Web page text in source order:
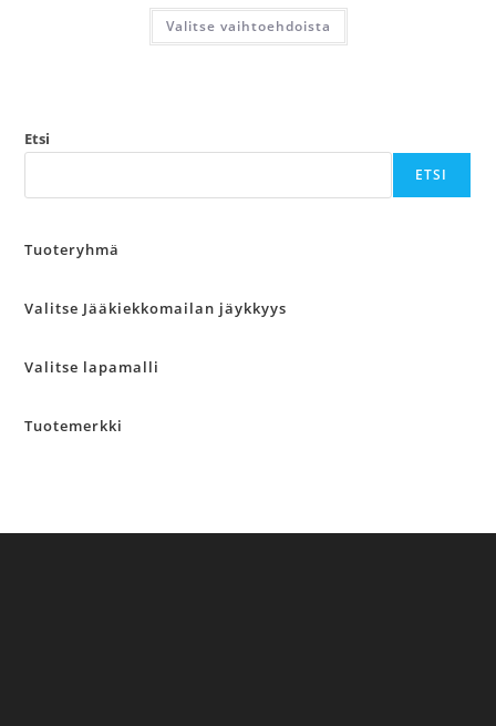
Valitse vaihtoehdoista
Tällä
on
sivulla.
Etsi
ETSI
Tuoteryhmä
Valitse Jääkiekkomailan jäykkyys
Valitse lapamalli
Tuotemerkki